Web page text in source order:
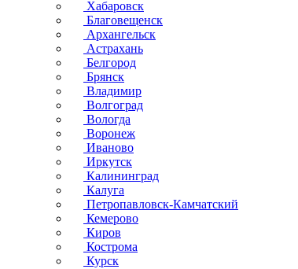
Хабаровск
Благовещенск
Архангельск
Астрахань
Белгород
Брянск
Владимир
Волгоград
Вологда
Воронеж
Иваново
Иркутск
Калининград
Калуга
Петропавловск-Камчатский
Кемерово
Киров
Кострома
Курск